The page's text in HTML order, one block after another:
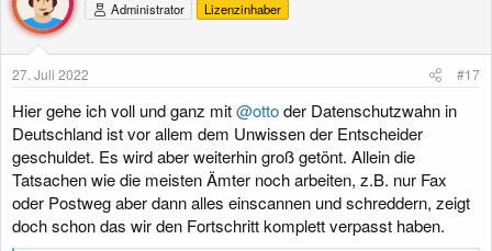
i
o
n
n
Administrator Lizenzinhaber
27. Juli 2022 #17
Hier gehe ich voll und ganz mit@ottoder Datenschutzwahn in
Deutschland ist vor allem dem Unwissen der Entscheider
geschuldet. Es wird aber weiterhin groß getönt. Allein die
Tatsachen wie die meisten Ämter noch arbeiten, z.B. nur Fax
oder Postweg aber dann alles einscannen und schreddern, zeigt
doch schon das wir den Fortschritt komplett verpasst haben.